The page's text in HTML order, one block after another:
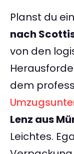
Planst du
nach
von den
dem
Lenz aus
Leichtes.